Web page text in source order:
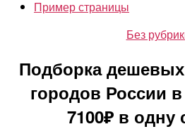
Пример страницы
Без
Подборка
городов России
7100₽ в одну